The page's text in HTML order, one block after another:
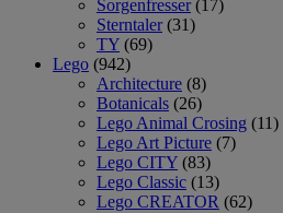
Sorgenfresser (17)
Sterntaler (31)
TY (69)
Lego (942)
Architecture (8)
Botanicals (26)
Lego Animal Crosing (11)
Lego Art Picture (7)
Lego CITY (83)
Lego Classic (13)
Lego CREATOR (62)